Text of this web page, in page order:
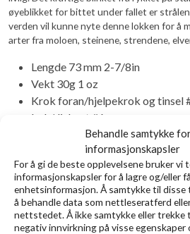
Behandle samtykke
informasjonskapsler
For å gi de beste opplevelsene bruker vi
informasjonskapsler for å lagre og/eller
enhetsinformasjon. Å samtykke til
å behandle data som nettleseratferd
nettstedet. Å ikke samtykke eller trekke
negativ innvirkning på visse egenskaper
øyeblikket for bittet under fallet er
verden vil kunne nyte denne lokken for
arter fra moloen, steinene, strendene,
Lengde 73 mm 2-7/8in
Vekt 30g 1 oz
Krok foran/hjelpekrok og tinsel
bak/diskant #6
Relaterte produkter
Utsolgt